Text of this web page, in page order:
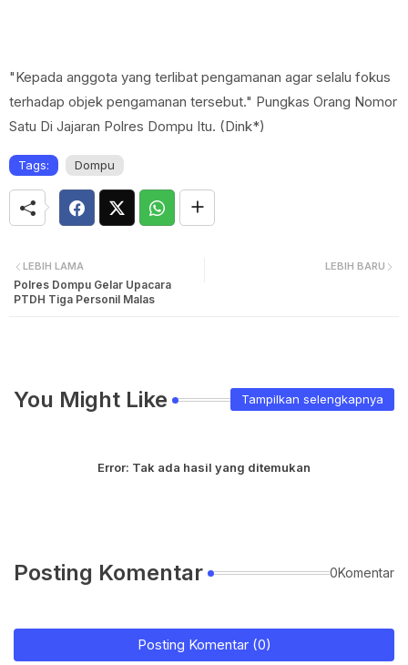
"Kepada anggota yang terlibat pengamanan agar selalu fokus
terhadap objek pengamanan tersebut." Pungkas Orang Nomor
Satu Di Jajaran Polres Dompu Itu. (Dink*)
Tags: Dompu
LEBIH BARU
LEBIH LAMA
Polres Dompu Gelar Upacara
PTDH Tiga Personil Malas
You Might Like Tampilkan selengkapnya
Error: Tak ada hasil yang ditemukan
Posting Komentar 0Komentar
Posting Komentar (0)